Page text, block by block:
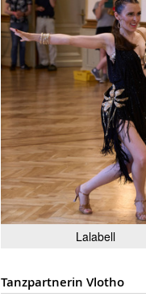
Lalabell
Tanzpartnerin Vlotho